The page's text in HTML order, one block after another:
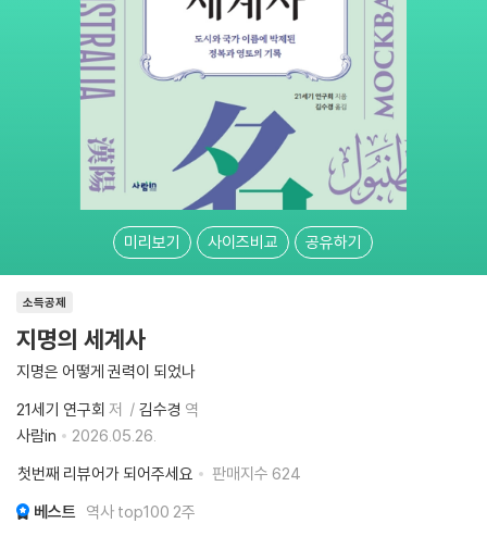
미리보기 사이즈비교 공유하기
소득공제
지명의 세계사
지명은 어떻게 권력이 되었나
21세기 연구회 저 김수경 역
사람in
2026.05.26.
첫번째 리뷰어가 되어주세요
판매지수 624
베스트 역사 top100 2주